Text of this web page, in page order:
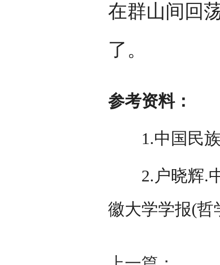
在群山间回
了。
参考资料：
1.中国民
2. 户晓辉.
徽大学学报(哲